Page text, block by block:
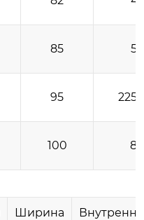
85 50
95 225/
100 80
Ширина